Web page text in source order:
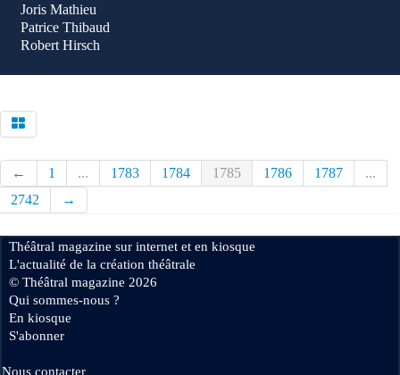
Joris Mathieu
Patrice Thibaud
Robert Hirsch
← 1 ... 1783 1784 1785 1786 1787
...
2742
→
Théâtral magazine sur internet et en kiosque
L'actualité de la création théâtrale
© Théâtral magazine 2026
Qui sommes-nous ?
En kiosque
S'abonner
Nous contacter